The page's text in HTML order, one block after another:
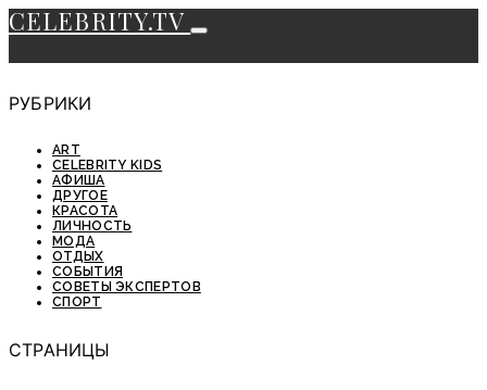
CELEBRITY.TV
РУБРИКИ
ART
CELEBRITY KIDS
АФИША
ДРУГОЕ
КРАСОТА
ЛИЧНОСТЬ
МОДА
ОТДЫХ
СОБЫТИЯ
СОВЕТЫ ЭКСПЕРТОВ
СПОРТ
СТРАНИЦЫ